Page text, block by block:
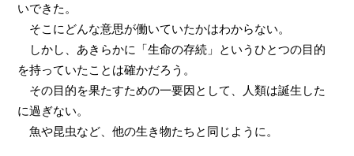
いできた。
そこにどんな意思が働いていたかはわからない。
しかし、あきらかに「生命の存続」というひとつの目的
を持っていたことは確かだろう。
その目的を果たすための一要因として、人類は誕生した
に過ぎない。
魚や昆虫など、他の生き物たちと同じように。